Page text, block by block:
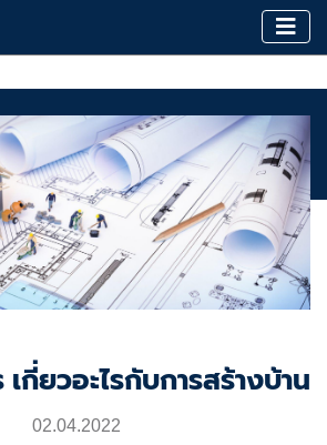
เกี่ยวอะไรกับการสร้างบ้าน
02.04.2022